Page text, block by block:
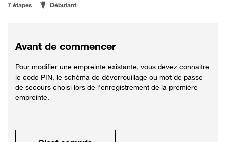
7 étapes Débutant
Avant de commencer
Pour modifier une empreinte existante, vous devez connaitre
le code PIN, le schéma de déverrouillage ou mot de passe
de secours choisi lors de l'enregistrement de la première
empreinte.